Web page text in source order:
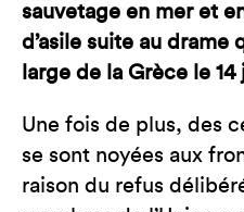
sauvetage en mer et
d’asile suite au drame
large de la Grèce le
Une fois de plus, des
se sont noyées aux
raison du refus